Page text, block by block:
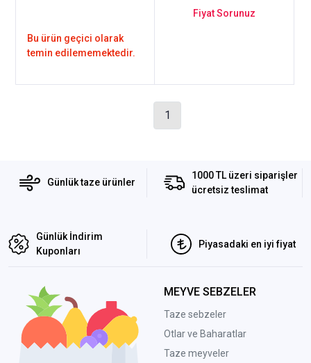
Bu ürün geçici olarak
temin edilememektedir.
Fiyat Sorunuz
1
Günlük taze ürünler
1000 TL üzeri siparişler
ücretsiz teslimat
Günlük İndirim
Kuponları
Piyasadaki en iyi fiyat
MEYVE SEBZELER
Taze sebzeler
Otlar ve Baharatlar
Taze meyveler